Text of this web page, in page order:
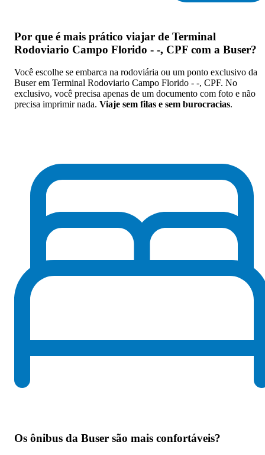
Por que é mais prático viajar de Terminal
Rodoviario Campo Florido - -, CPF com a Buser?
Você escolhe se embarca na rodoviária ou um ponto exclusivo da
Buser em Terminal Rodoviario Campo Florido - -, CPF. No
exclusivo, você precisa apenas de um documento com foto e não
precisa imprimir nada. Viaje sem filas e sem burocracias.
Os ônibus da Buser são mais confortáveis?